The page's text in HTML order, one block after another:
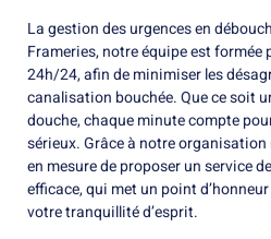
La gestion des urgences en
Frameries, notre équipe est
24h/24, afin de minimiser les
canalisation bouchée. Que ce soit
douche, chaque minute compte
sérieux. Grâce à notre
en mesure de proposer un service
efficace, qui met un point
votre tranquillité d’esprit.